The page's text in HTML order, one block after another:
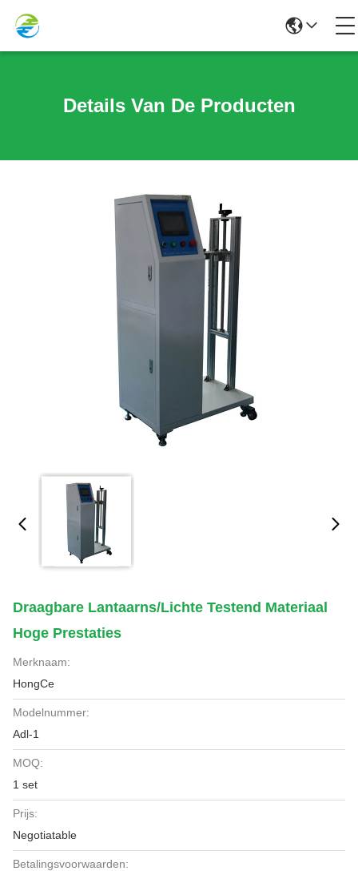
Details Van De Producten
Draagbare Lantaarns/Lichte Testend Materiaal
Hoge Prestaties
Merknaam:
HongCe
Modelnummer:
Adl-1
MOQ:
1 set
Prijs:
Negotiatable
Betalingsvoorwaarden: